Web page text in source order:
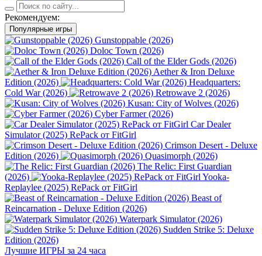
Рекомендуем:
Популярные игры
Gunstoppable (2026)
Doloc Town (2026)
Call of the Elder Gods (2026)
Aether & Iron Deluxe
Edition (2026)
Headquarters:
Cold War (2026)
Retrowave 2 (2026)
Kusan: City of Wolves (2026)
Cyber Farmer (2026)
Car Dealer
Simulator (2025) RePack от FitGirl
Crimson Desert - Deluxe
Edition (2026)
Quasimorph (2026)
The Relic: First Guardian
(2026)
Yooka-
Replaylee (2025) RePack от FitGirl
Beast of
Reincarnation - Deluxe Edition (2026)
Waterpark Simulator (2026)
Sudden Strike 5: Deluxe
Edition (2026)
Лучшие ИГРЫ за 24 часа